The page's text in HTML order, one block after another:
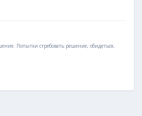
Попытки стребовать решение, обидеться,